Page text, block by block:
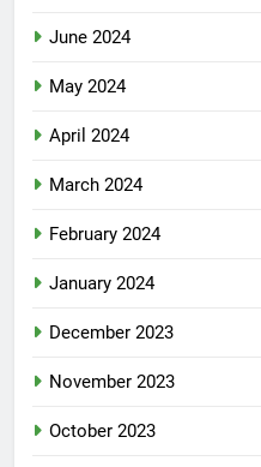
June 2024
May 2024
April 2024
March 2024
February 2024
January 2024
December 2023
November 2023
October 2023